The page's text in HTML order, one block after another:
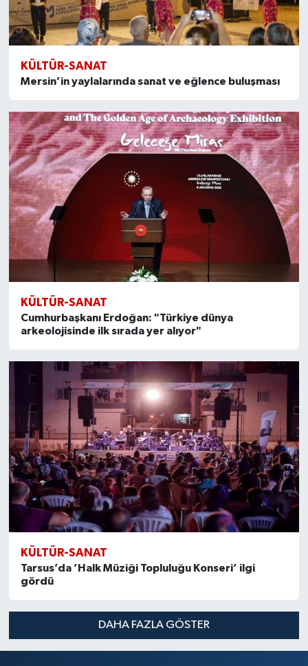
KÜLTÜR-SANAT
Mersin’in yaylalarında sanat ve eğlence buluşması
KÜLTÜR-SANAT
Cumhurbaşkanı Erdoğan: "Türkiye dünya
arkeolojisinde ilk sırada yer alıyor"
KÜLTÜR-SANAT
Tarsus’da ’Halk Müziği Topluluğu Konseri’ ilgi
gördü
DAHA FAZLA GÖSTER